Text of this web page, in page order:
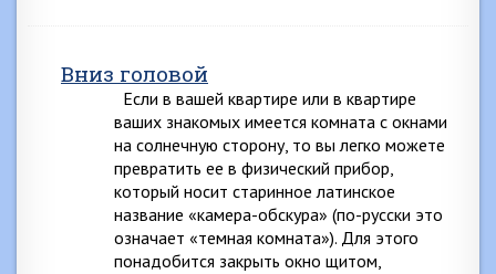
Вниз головой
Если в вашей квартире или в квартире
ваших знакомых имеется комната с окнами
на солнечную сторону, то вы легко можете
превратить ее в физический прибор,
который носит старинное латинское
название «камера-обскура» (по-русски это
означает «темная комната»). Для этого
понадобится закрыть окно щитом,